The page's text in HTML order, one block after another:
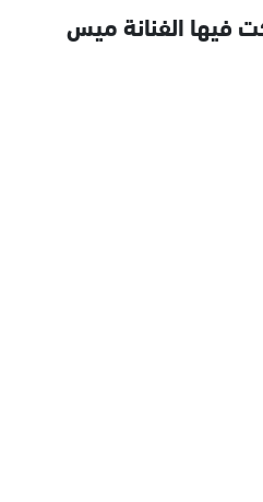
فيها الفنانة ميس